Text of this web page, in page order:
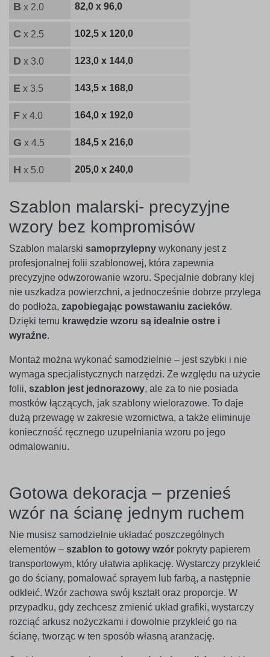
B x 2.0 82,0 x 96,0
C x 2.5 102,5 x 120,0
D x 3.0 123,0 x 144,0
E x 3.5 143,5 x 168,0
F x 4.0 164,0 x 192,0
G x 4.5 184,5 x 216,0
H x 5.0 205,0 x 240,0
Szablon malarski- precyzyjne
wzory bez kompromisów
Szablon malarski samoprzylepny wykonany jest z
profesjonalnej folii szablonowej, która zapewnia
precyzyjne odwzorowanie wzoru. Specjalnie dobrany klej
nie uszkadza powierzchni, a jednocześnie dobrze przylega
do podłoża, zapobiegając powstawaniu zacieków.
Dzięki temu krawędzie wzoru są idealnie ostre i
wyraźne.
Montaż można wykonać samodzielnie – jest szybki i nie
wymaga specjalistycznych narzędzi. Ze względu na użycie
folii, szablon jest jednorazowy, ale za to nie posiada
mostków łączących, jak szablony wielorazowe. To daje
dużą przewagę w zakresie wzornictwa, a także eliminuje
konieczność ręcznego uzupełniania wzoru po jego
odmalowaniu.
Gotowa dekoracja – przenieś
wzór na ścianę jednym ruchem
Nie musisz samodzielnie układać poszczególnych
elementów – szablon to gotowy wzór pokryty papierem
transportowym, który ułatwia aplikację. Wystarczy przykleić
go do ściany, pomalować sprayem lub farbą, a następnie
odkleić. Wzór zachowa swój kształt oraz proporcje. W
przypadku, gdy zechcesz zmienić układ grafiki, wystarczy
rozciąć arkusz nożyczkami i dowolnie przykleić go na
ścianę, tworząc w ten sposób własną aranżację.